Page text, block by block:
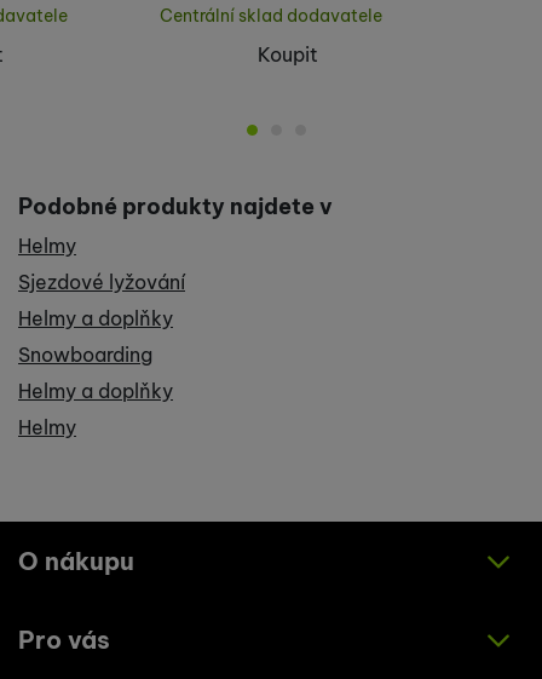
Centrální sklad dodavatele
Koupit
Podobné produkty najdete v
Helmy
Sjezdové lyžování
Helmy a doplňky
Snowboarding
Helmy a doplňky
Helmy
O nákupu
Jak nakupovat
Pro vás